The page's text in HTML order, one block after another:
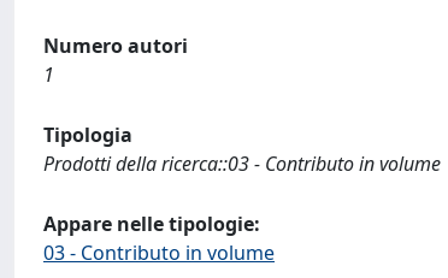
Numero autori
1
Tipologia
Prodotti della ricerca::03 - Contributo in volume
Appare nelle tipologie:
03 - Contributo in volume